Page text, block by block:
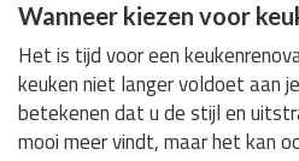
Wanneer kiezen voor
Het is tijd voor een
keuken niet langer voldoet aan
betekenen dat u de stijl en
mooi meer vindt, maar het kan